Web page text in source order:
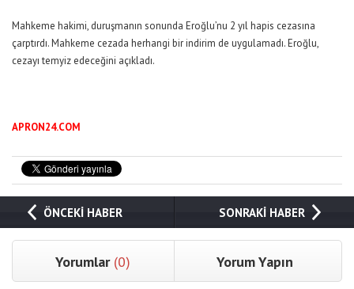
Mahkeme hakimi, duruşmanın sonunda Eroğlu’nu 2 yıl hapis cezasına
çarptırdı. Mahkeme cezada herhangi bir indirim de uygulamadı. Eroğlu,
cezayı temyiz edeceğini açıkladı.
APRON24.COM
ÖNCEKİ HABER SONRAKİ HABER
Yorumlar (0) Yorum Yapın